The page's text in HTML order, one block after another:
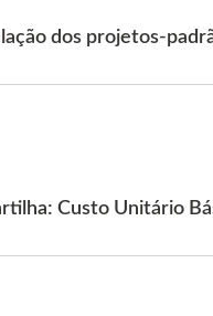
dos projetos-
Custo Unitário